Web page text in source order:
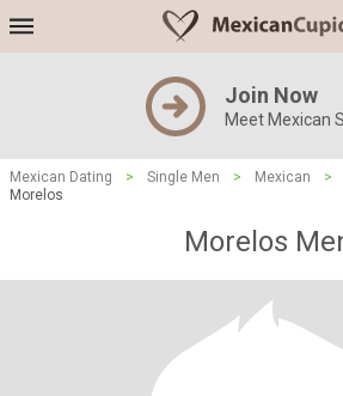
Join Now
Meet Mexican
Mexican Dating > Single Men > Mexican >
Morelos
Morelos